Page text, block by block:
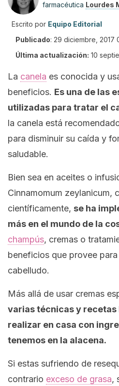
farmacéutica Lourdes
Escrito por Equipo Editorial
Publicado: 29 diciembre, 2017
Última actualización: 10
La canela es conocida y
beneficios. Es una de las
utilizadas para tratar el
la canela está
para disminuir su caída y
saludable.
Bien sea en aceites o
Cinnamomum zeylanicum,
científicamente, se ha
más en el mundo de la
champús, cremas o
beneficios que provee
cabelludo.
Más allá de usar cremas
varias técnicas y recetas
realizar en casa con
tenemos en la alacena.
Si estas sufriendo de
contrario exceso de grasa,